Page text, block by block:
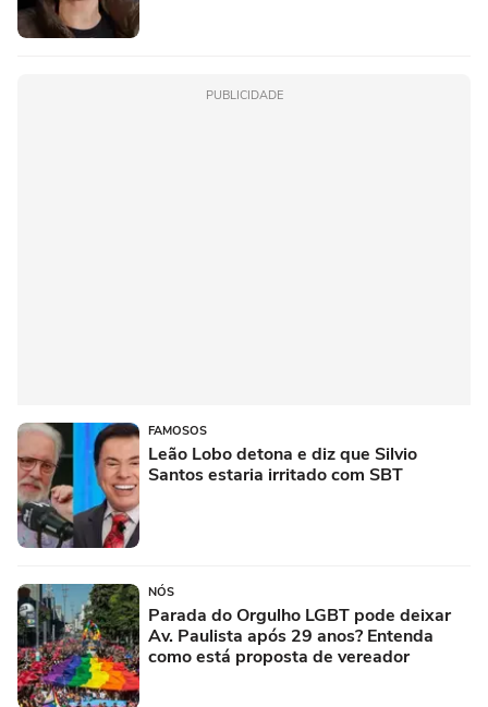
PUBLICIDADE
FAMOSOS
Leão Lobo detona e diz que Silvio
Santos estaria irritado com SBT
NÓS
Parada do Orgulho LGBT pode deixar
Av. Paulista após 29 anos? Entenda
como está proposta de vereador